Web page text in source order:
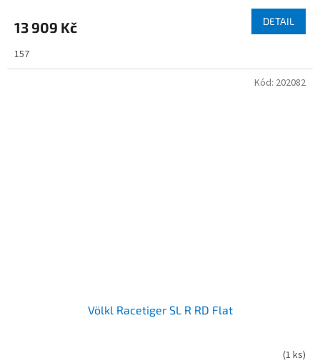
13 909 Kč DETAIL
157
Völkl Racetiger SL R RD Flat
(1 ks)
Kód: 202082